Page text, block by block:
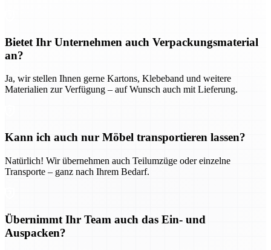
Bietet Ihr Unternehmen auch Verpackungsmaterial
an?
Ja, wir stellen Ihnen gerne Kartons, Klebeband und weitere
Materialien zur Verfügung – auf Wunsch auch mit Lieferung.
Kann ich auch nur Möbel transportieren lassen?
Natürlich! Wir übernehmen auch Teilumzüge oder einzelne
Transporte – ganz nach Ihrem Bedarf.
Übernimmt Ihr Team auch das Ein- und
Auspacken?